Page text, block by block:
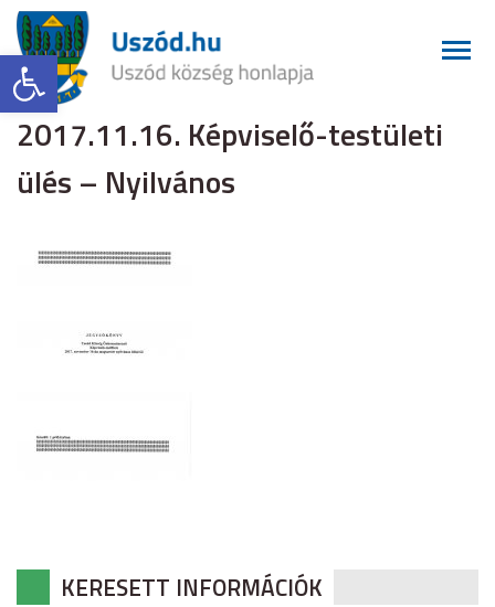
Eszköztár megnyitása
2017.11.16. Képviselő-testületi
ülés – Nyilvános
KERESETT INFORMÁCIÓK